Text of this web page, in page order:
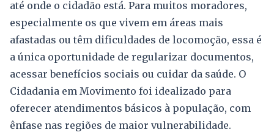
até onde o cidadão está. Para muitos moradores,
especialmente os que vivem em áreas mais
afastadas ou têm dificuldades de locomoção, essa é
a única oportunidade de regularizar documentos,
acessar benefícios sociais ou cuidar da saúde. O
Cidadania em Movimento foi idealizado para
oferecer atendimentos básicos à população, com
ênfase nas regiões de maior vulnerabilidade.